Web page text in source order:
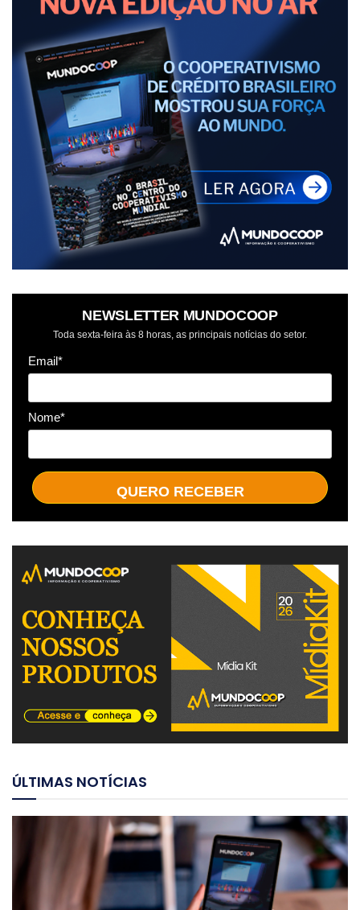
NEWSLETTER MUNDOCOOP
Toda sexta-feira às 8 horas, as principais notícias do setor.
Email*
Nome*
QUERO RECEBER
ÚLTIMAS NOTÍCIAS